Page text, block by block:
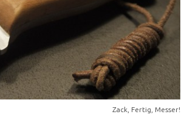
Zack, Fertig, Messer!